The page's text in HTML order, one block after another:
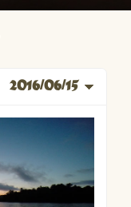
2016/06/15